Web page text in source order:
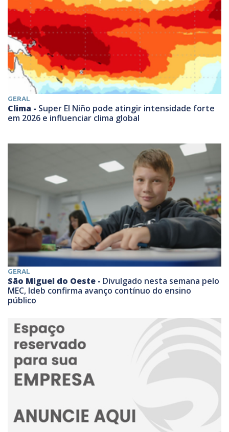
GERAL
Clima - Super El Niño pode atingir intensidade forte
em 2026 e influenciar clima global
GERAL
São Miguel do Oeste - Divulgado nesta semana pelo
MEC, Ideb confirma avanço contínuo do ensino
público